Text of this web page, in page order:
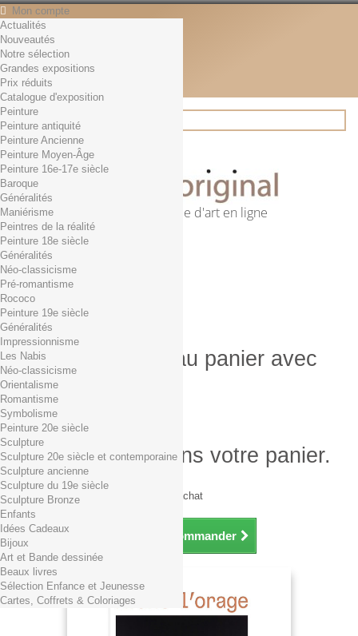
Mon compte
Contact
Français
English
Français
Actualités
Rechercher
Première librairie d'art en ligne
Panier (vide)
Aucun produit
0,01€ dès 29€ d'achat
0,00 € Total
Commander
Produit ajouté au panier avec
succès
Quantité
Total
Il y a 1 produit dans votre panier.
Total produits TTC
Frais de port TTC
0,01€ dès 29€ d'achat
Total TTC
Continuer mes achats Commander
Actualités
Nouveautés
Notre sélection
Grandes expositions
Prix réduits
Catalogue d'exposition
Peinture
Peinture antiquité
Peinture Ancienne
Peinture Moyen-Âge
Peinture 16e-17e siècle
Baroque
Généralités
Maniérisme
Peintres de la réalité
Peinture 18e siècle
Généralités
Néo-classicisme
Pré-romantisme
Rococo
Peinture 19e siècle
Généralités
Impressionnisme
Les Nabis
Néo-classicisme
Orientalisme
Romantisme
Symbolisme
Peinture 20e siècle
Sculpture
Sculpture 20e siècle et contemporaine
Sculpture ancienne
Sculpture du 19e siècle
Sculpture Bronze
Enfants
Idées Cadeaux
Bijoux
Art et Bande dessinée
Beaux livres
Sélection Enfance et Jeunesse
Cartes, Coffrets & Coloriages